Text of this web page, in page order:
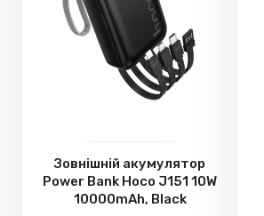
Зовнішній акумулятор
Power Bank Hoco J151 10W
10000mAh, Black